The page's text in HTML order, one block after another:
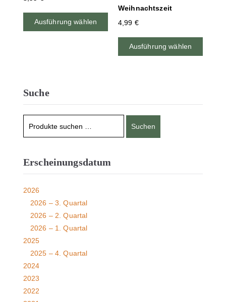
Ausführung wählen
Weihnachtszeit
4,99 €
Ausführung wählen
Suche
Suchen
Erscheinungsdatum
2026
2026 – 3. Quartal
2026 – 2. Quartal
2026 – 1. Quartal
2025
2025 – 4. Quartal
2024
2023
2022